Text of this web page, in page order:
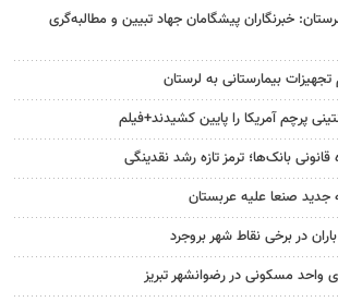
خبرنگاران پیشگامان جهاد تبیین و مطالبه‌گری
تجهیزات بیمارستانی به لرستان
پرچم آمریکا را پایین کشیدند+فیلم
بانک‌ها؛ ترمز تازه رشد نقدینگی
جدید صنعا علیه عربستان
در برخی نقاط شهر بروجرد
واحد مسکونی در رضوانشهر تبریز